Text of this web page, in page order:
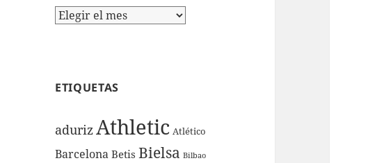
Archivos
ETIQUETAS
adurizAthletic Atlético
Barcelona Betis Bielsa Bilbao